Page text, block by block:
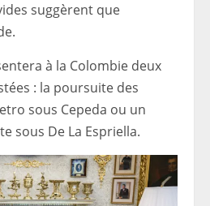
suggèrent que
à la Colombie deux
: la poursuite des
sous Cepeda ou un
sous De La Espriella.